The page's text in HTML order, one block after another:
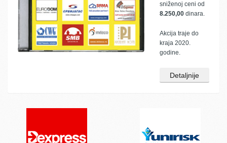
sniženoj ceni od
8.250,00 dinara.
Akcija traje do
kraja 2020.
godine.
Detaljnije